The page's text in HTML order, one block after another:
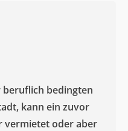
beruflich bedingten
kann ein zuvor
vermietet oder aber